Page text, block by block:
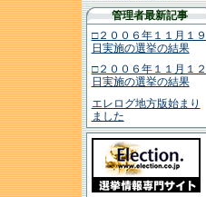
管理者最新記事
□２００６年１１月１９
日実施の選挙の結果
□２００６年１１月１２
日実施の選挙の結果
エレログ地方版始まり
ました